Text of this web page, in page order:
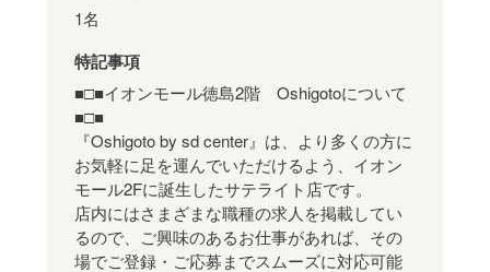
1名
特記事項
■□■イオンモール徳島2階 Oshigotoについて
■□■
『Oshigoto by sd center』は、より多くの方に
お気軽に足を運んでいただけるよう、イオン
モール2Fに誕生したサテライト店です。
店内にはさまざまな職種の求人を掲載してい
るので、ご興味のあるお仕事があれば、その
場でご登録・ご応募までスムーズに対応可能